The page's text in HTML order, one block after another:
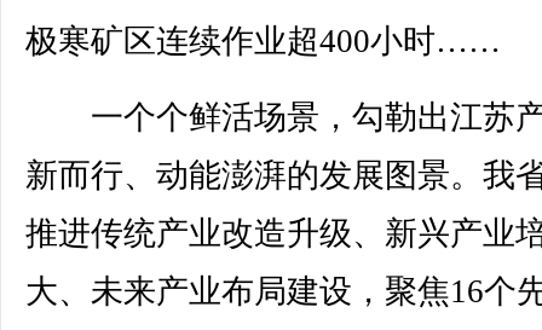
极寒矿区连续作业超400小时……
一个个鲜活场景，勾勒出江苏
新而行、动能澎湃的发展图景。我
推进传统产业改造升级、新兴产业
大、未来产业布局建设，聚焦16个